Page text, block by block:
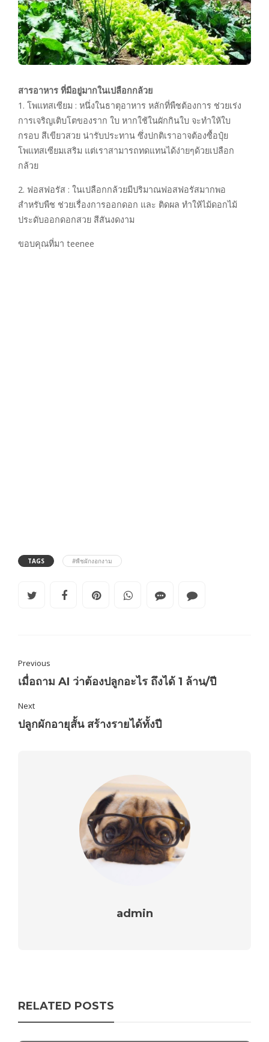
สารอาหาร ที่มีอยู่มากในเปลือกกล้วย
1. โพแทสเซียม : หนึ่งในธาตุอาหาร หลักที่พืชต้องการ ช่วยเร่ง
การเจริญเติบโตของราก ใบ หากใช้ในผักกินใบ จะทำให้ใบ
กรอบ สีเขียวสวย น่ารับประทาน ซึ่งปกติเราอาจต้องซื้อปุ๋ย
โพแทสเซียมเสริม แต่เราสามารถทดแทนได้ง่ายๆด้วยเปลือก
กล้วย
2. ฟอสฟอรัส : ในเปลือกกล้วยมีปริมาณฟอสฟอรัสมากพอ
สำหรับพืช ช่วยเรื่องการออกดอก และ ติดผล ทำให้ไม้ดอกไม้
ประดับออกดอกสวย สีสันงดงาม
ขอบคุณที่มา teenee
TAGS #พืชผักงอกงาม
Previous
เมื่อถาม AI ว่าต้องปลูกอะไร ถึงได้ 1 ล้าน/ปี
Next
ปลูกผักอายุสั้น สร้างรายได้ทั้งปี
admin
RELATED POSTS